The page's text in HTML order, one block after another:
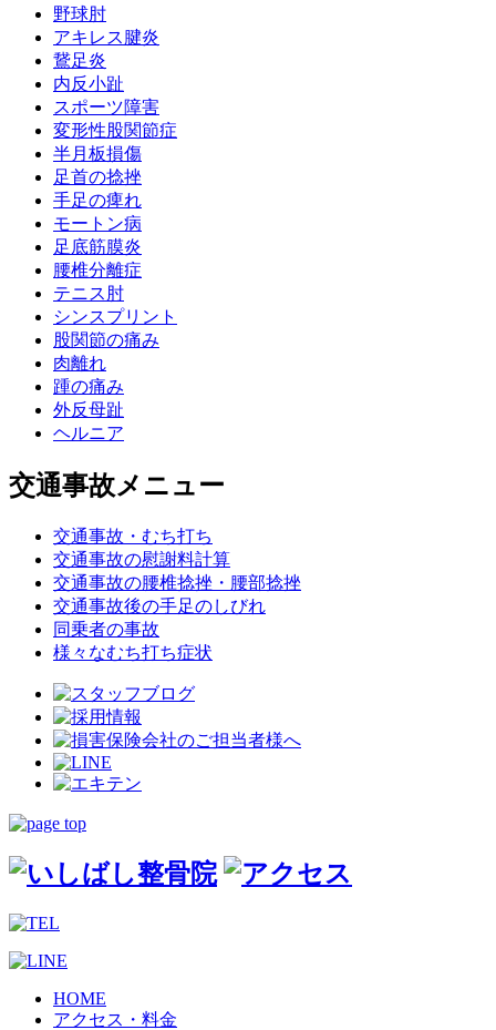
野球肘
アキレス腱炎
鵞足炎
内反小趾
スポーツ障害
変形性股関節症
半月板損傷
足首の捻挫
手足の痺れ
モートン病
足底筋膜炎
腰椎分離症
テニス肘
シンスプリント
股関節の痛み
肉離れ
踵の痛み
外反母趾
ヘルニア
交通事故メニュー
交通事故・むち打ち
交通事故の慰謝料計算
交通事故の腰椎捻挫・腰部捻挫
交通事故後の手足のしびれ
同乗者の事故
様々なむち打ち症状
HOME
アクセス・料金